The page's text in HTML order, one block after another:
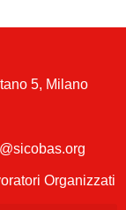
5, Milano
Organizzati